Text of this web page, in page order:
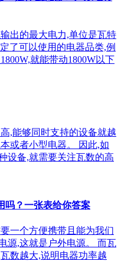
出的最大电力,单位是瓦特
了可以使用的电器品类,例
就能带动1800W以下
,能够同时支持的设备就越
或者小型电器。 因此,如
设备,就需要关注瓦数的高
吗？一张表给你答案
一个方便携带且能为我们
源,这就是户外电源。 而瓦
数越大,说明电器功率越